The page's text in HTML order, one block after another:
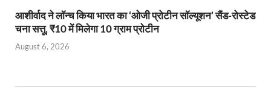
आशीर्वाद ने लॉन्च किया भारत का ‘ओजी प्रोटीन सॉल्यूशन’ सैंड-रोस्टेड
चना सत्तू, ₹10 में मिलेगा 10 ग्राम प्रोटीन
August 6, 2026